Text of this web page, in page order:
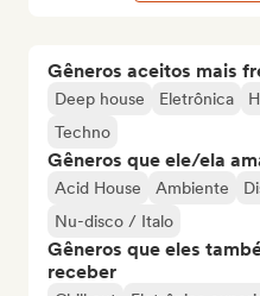
Gêneros aceitos mais
Deep house Eletrônica
Techno
Gêneros que ele/ela
Acid House Ambiente
Nu-disco / Italo
Gêneros que eles
receber